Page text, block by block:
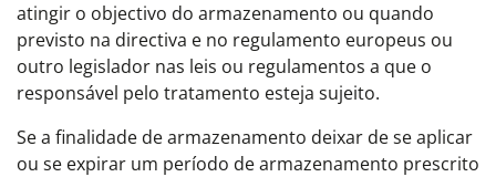
atingir o objectivo do armazenamento ou quando
previsto na directiva e no regulamento europeus ou
outro legislador nas leis ou regulamentos a que o
responsável pelo tratamento esteja sujeito.
Se a finalidade de armazenamento deixar de se aplicar
ou se expirar um período de armazenamento prescrito